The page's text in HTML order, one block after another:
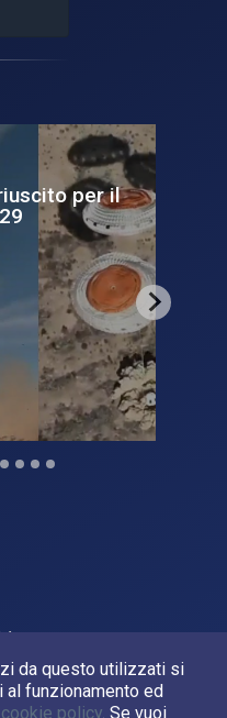
da questo utilizzati si
al funzionamento ed
cookie policy. Se vuoi
per il
P.Iva 03638121008